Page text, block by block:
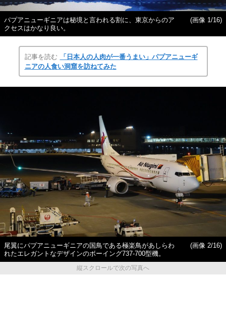
パプアニューギニアは秘境と言われる割に、東京からのア
クセスはかなり良い。
(画像 1/16)
記事を読む
「日本人の人肉が一番うまい」パプアニューギ
ニアの人食い洞窟を訪ねてみた
尾翼にパプアニューギニアの国鳥である極楽鳥があしらわ
れたエレガントなデザインのボーイング737-700型機。
(画像 2/16)
縦スクロールで次の写真へ